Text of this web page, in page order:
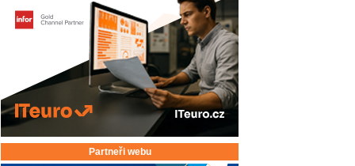
Partneři webu